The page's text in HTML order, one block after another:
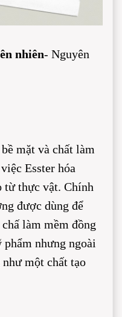
nhiên- Nguyên
mặt và chất làm
Esster hóa
từ thực vật. Chính
được dùng để
làm mềm đồng
nhưng ngoài
như một chất tạo